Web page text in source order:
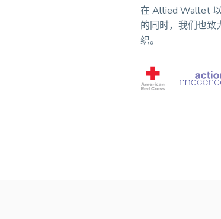
在 Allied Wallet
的同时，我们也致
织。